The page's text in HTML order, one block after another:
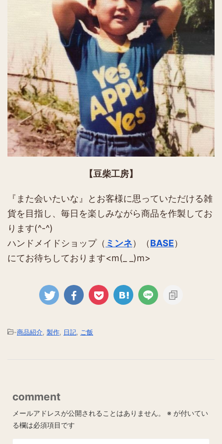
【豆柴工房】
『また会いたいな』とお客様に思っていただける雑
貨を目指し、毎日を楽しみながら商品を作製してお
ります(^-^)
ハンドメイドショップ（ ミンネ）（BASE）
にてお待ちしております<m(_ _)m>
-商品紹介 製作 日記 ご飯
comment
メールアドレスが公開されることはありません。 ※ が付いてい
る欄は必須項目です